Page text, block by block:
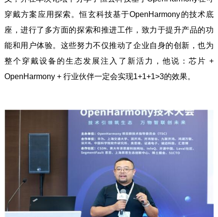
穿戴方案应用探索。恒玄科技基于OpenHarmony的技术底
座，进行了多方面的探索和推进工作，致力于提升产品的功
能和用户体验。这些努力不仅推动了企业自身的创新，也为
整个穿戴设备的生态发展注入了新活力，他说：芯片 +
OpenHarmony + 行业伙伴一定会实现1+1+1>3的效果。